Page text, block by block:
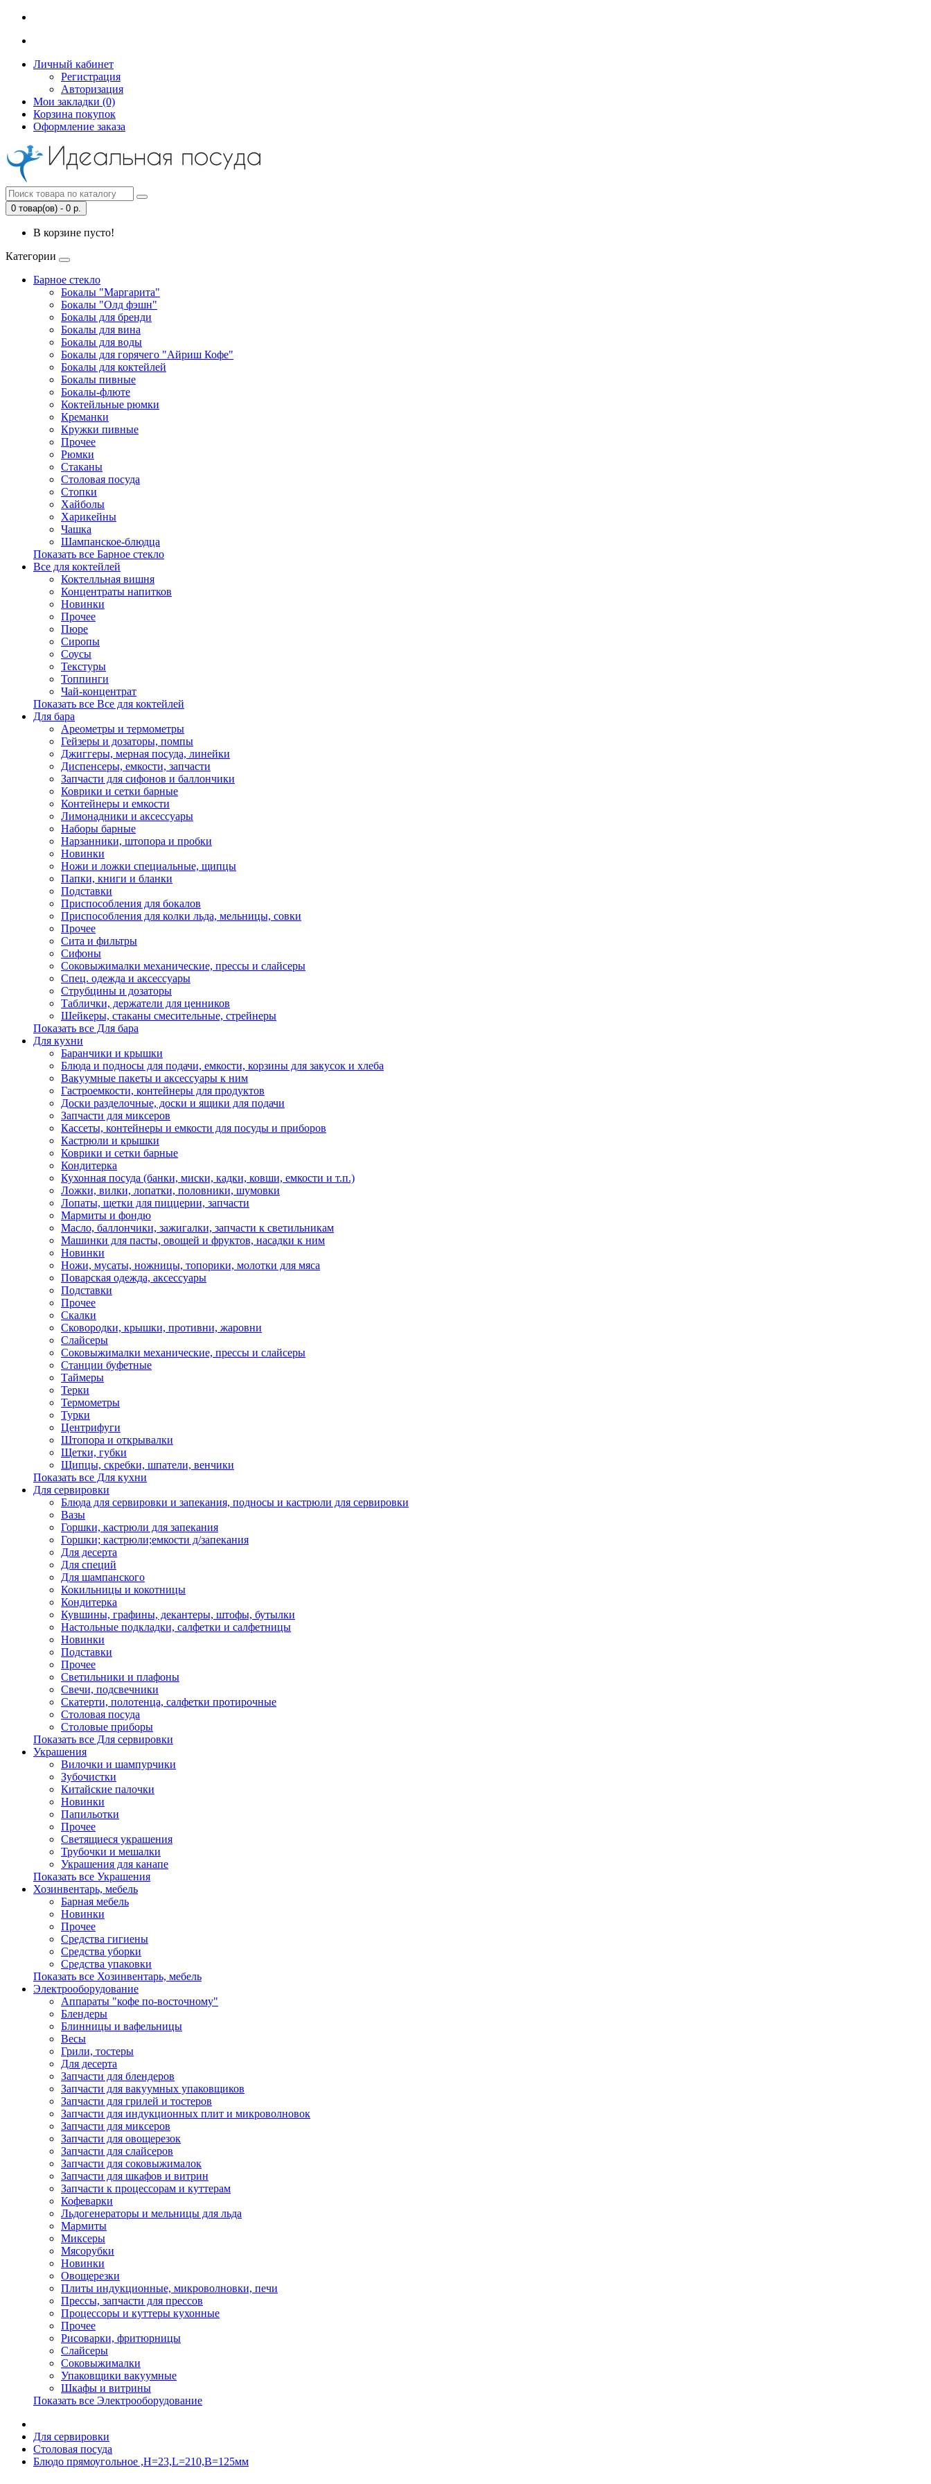
Личный кабинет
Регистрация
Авторизация
Мои закладки (0)
Корзина покупок
Оформление заказа
0 товар(ов) - 0 р.
В корзине пусто!
Категории
Барное стекло
Бокалы "Маргарита"
Бокалы "Олд фэшн"
Бокалы для бренди
Бокалы для вина
Бокалы для воды
Бокалы для горячего "Айриш Кофе"
Бокалы для коктейлей
Бокалы пивные
Бокалы-флюте
Коктейльные рюмки
Креманки
Кружки пивные
Прочее
Рюмки
Стаканы
Столовая посуда
Стопки
Хайболы
Харикейны
Чашка
Шампанское-блюдца
Показать все Барное стекло
Все для коктейлей
Коктелльная вишня
Концентраты напитков
Новинки
Прочее
Пюре
Сиропы
Соусы
Текстуры
Топпинги
Чай-концентрат
Показать все Все для коктейлей
Для бара
Ареометры и термометры
Гейзеры и дозаторы, помпы
Джиггеры, мерная посуда, линейки
Диспенсеры, емкости, запчасти
Запчасти для сифонов и баллончики
Коврики и сетки барные
Контейнеры и емкости
Лимонадники и аксессуары
Наборы барные
Нарзанники, штопора и пробки
Новинки
Ножи и ложки специальные, щипцы
Папки, книги и бланки
Подставки
Приспособления для бокалов
Приспособления для колки льда, мельницы, совки
Прочее
Сита и фильтры
Сифоны
Соковыжималки механические, прессы и слайсеры
Спец. одежда и аксессуары
Струбцины и дозаторы
Таблички, держатели для ценников
Шейкеры, стаканы смесительные, стрейнеры
Показать все Для бара
Для кухни
Баранчики и крышки
Блюда и подносы для подачи, емкости, корзины для закусок и хлеба
Вакуумные пакеты и аксессуары к ним
Гастроемкости, контейнеры для продуктов
Доски разделочные, доски и ящики для подачи
Запчасти для миксеров
Кассеты, контейнеры и емкости для посуды и приборов
Кастрюли и крышки
Коврики и сетки барные
Кондитерка
Кухонная посуда (банки, миски, кадки, ковши, емкости и т.п.)
Ложки, вилки, лопатки, половники, шумовки
Лопаты, щетки для пиццерии, запчасти
Мармиты и фондю
Масло, баллончики, зажигалки, запчасти к светильникам
Машинки для пасты, овощей и фруктов, насадки к ним
Новинки
Ножи, мусаты, ножницы, топорики, молотки для мяса
Поварская одежда, аксессуары
Подставки
Прочее
Скалки
Сковородки, крышки, противни, жаровни
Слайсеры
Соковыжималки механические, прессы и слайсеры
Станции буфетные
Таймеры
Терки
Термометры
Турки
Центрифуги
Штопора и открывалки
Щетки, губки
Щипцы, скребки, шпатели, венчики
Показать все Для кухни
Для сервировки
Блюда для сервировки и запекания, подносы и кастрюли для сервировки
Вазы
Горшки, кастрюли для запекания
Горшки; кастрюли;емкости д/запекания
Для десерта
Для специй
Для шампанского
Кокильницы и кокотницы
Кондитерка
Кувшины, графины, декантеры, штофы, бутылки
Настольные подкладки, салфетки и салфетницы
Новинки
Подставки
Прочее
Светильники и плафоны
Свечи, подсвечники
Скатерти, полотенца, салфетки протирочные
Столовая посуда
Столовые приборы
Показать все Для сервировки
Украшения
Вилочки и шампурчики
Зубочистки
Китайские палочки
Новинки
Папильотки
Прочее
Светящиеся украшения
Трубочки и мешалки
Украшения для канапе
Показать все Украшения
Хозинвентарь, мебель
Барная мебель
Новинки
Прочее
Средства гигиены
Средства уборки
Средства упаковки
Показать все Хозинвентарь, мебель
Электрооборудование
Аппараты "кофе по-восточному"
Блендеры
Блинницы и вафельницы
Весы
Грили, тостеры
Для десерта
Запчасти для блендеров
Запчасти для вакуумных упаковщиков
Запчасти для грилей и тостеров
Запчасти для индукционных плит и микроволновок
Запчасти для миксеров
Запчасти для овощерезок
Запчасти для слайсеров
Запчасти для соковыжималок
Запчасти для шкафов и витрин
Запчасти к процессорам и куттерам
Кофеварки
Льдогенераторы и мельницы для льда
Мармиты
Миксеры
Мясорубки
Новинки
Овощерезки
Плиты индукционные, микроволновки, печи
Прессы, запчасти для прессов
Процессоры и куттеры кухонные
Прочее
Рисоварки, фритюрницы
Слайсеры
Соковыжималки
Упаковщики вакуумные
Шкафы и витрины
Показать все Электрооборудование
Для сервировки
Столовая посуда
Блюдо прямоугольное ,H=23,L=210,B=125мм